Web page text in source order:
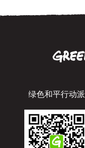
绿色和平行动派